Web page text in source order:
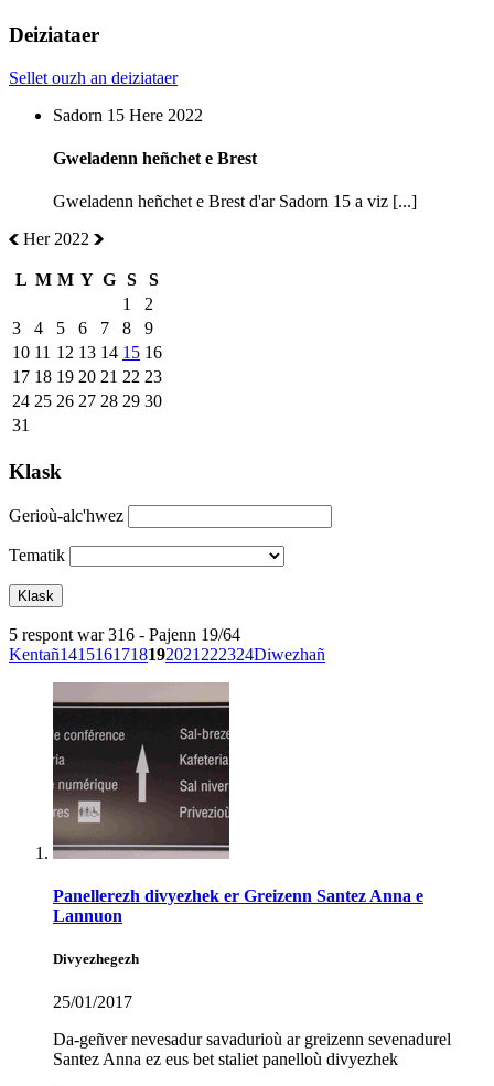
Deiziataer
Sellet ouzh an deiziataer
Sadorn 15 Here 2022
Gweladenn heñchet e Brest
Gweladenn heñchet e Brest d'ar Sadorn 15 a viz [...]
Her 2022
L M M Y G S
S
1
2
3
4 5 6 7 8
9
10 11 12 13 14 15 16
17 18 19 20 21 22 23
24 25 26 27 28 29 30
31
Klask
Gerioù-alc'hwez
Tematik
5 respont war 316 - Pajenn 19/64
Kentañ1415161718192021 222324Diwezhañ
Panellerezh divyezhek er Greizenn Santez Anna e
Lannuon
Divyezhegezh
25/01/2017
Da-geñver nevesadur savadurioù ar greizenn sevenadurel
Santez Anna ez eus bet staliet panelloù divyezhek